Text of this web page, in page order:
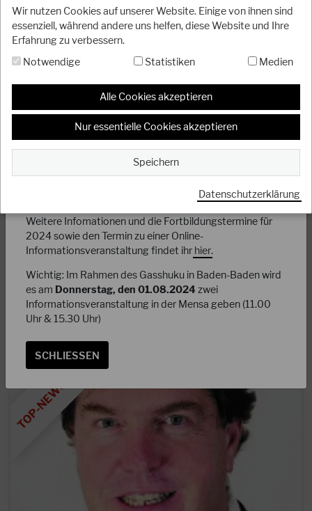
Wir nutzen Cookies auf unserer Website. Einige von ihnen sind
essenziell, während andere uns helfen, diese Website und Ihre
Erfahrung zu verbessern.
Notwendige
Statistiken Medien
Alle Cookies akzeptieren
Nur essentielle Cookies akzeptieren
Speichern
Datenschutzerklärung
WEITERLESEN
Ergebnisse des Indo Pacific Cup
Tolle Erfolge für die DJKB Nationalmannschaft beim ersten
Indo Pacific Cup auf Mauritius. 12 Nationen aus fünf
Kontinenten sind mit insgesamt 550…
Konflikte bis hin zur Gewalt gehören leider mehr und
mehr zu unserem Alltag. Selbstbewusstes Auftreten
gegenüber potenziellen Tätern, Bedrohungssituationen
begegnen zu können, einfach „Nicht-Opfer-werden!“. Wer
wünscht sich das nicht?
Der Deutsche JKA-Karate Bund bietet für alle Dojos einen
ganzheitlichen Weg in der Gewaltprävention zum Schutz
unserer Kinder und Jugendlichen an. Es werden alle Dojos
Weitere Infomationen und die Fortbildungstermine für
2024 sowie den Termin zu einer Online-
Informationsveranstaltung findet ihr hier.
Wichtig: Im Rahmen des Gasshuku in Baden-Baden wird
es am Donnerstag, den 01.08.2024zwei
Informationsveranstaltung in der Mensa geben (11.00
Uhr & 15.30 Uhr)
SCHLIESSEN